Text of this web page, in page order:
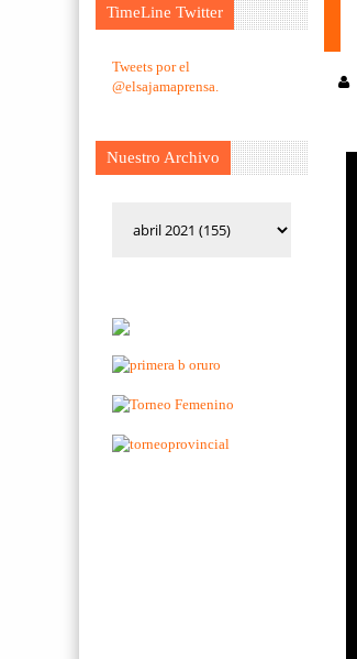
TimeLine Twitter
Tweets por el
@elsajamaprensa.
Nuestro Archivo